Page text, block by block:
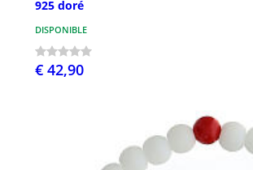
925 doré
DISPONIBLE
€ 42,90